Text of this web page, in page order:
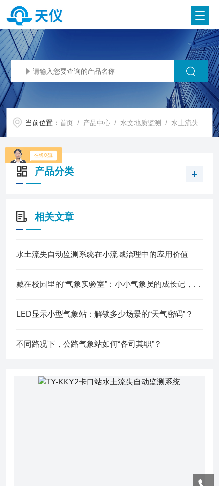
当前位置：首页 / 产品中心 / 水文地质监测 / 水土流失监测设备
产品分类
相关文章
水土流失自动监测系统在小流域治理中的应用价值
藏在校园里的“气象实验室”：小小气象员的成长记，解锁天气的秘密
LED显示小型气象站：解锁多少场景的“天气密码”？
不同路况下，公路气象站如何“各司其职”？